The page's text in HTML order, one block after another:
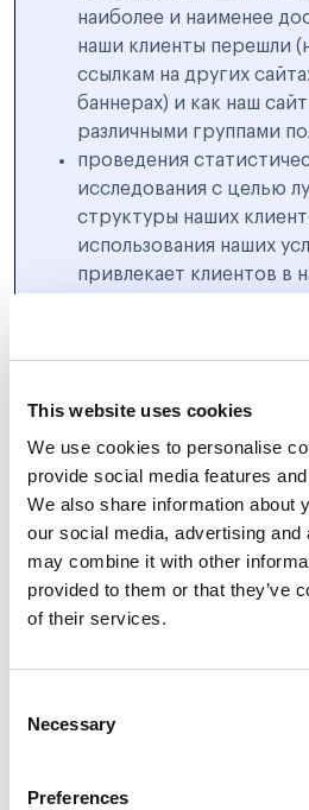
This website uses cookies
We use cookies to personalise
provide social media features
We also share information about
our social media, advertising
may combine it with other
provided to them or that they’ve
of their services.
Selection
Necessary
Preferences
наиболее и наименее
наши клиенты перешли
ссылкам на других
баннерах) и как наш
различными группами
проведения
исследования с целью
структуры наших
использования наших
привлекает клиентов в
информацию;
предоставления наших
Информация используется
сервисов на основе